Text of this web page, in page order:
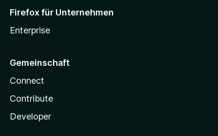
Firefox für Unternehmen
Enterprise
Gemeinschaft
Connect
Contribute
Developer